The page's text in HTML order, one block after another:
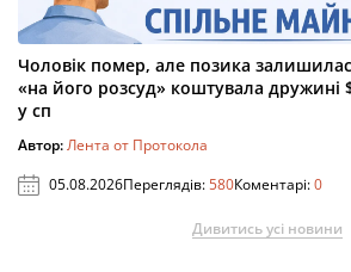
Чоловік помер, але позика
«на його розсуд» коштувала дружині
у сп
Автор:Лента от Протокола
05.08.2026Переглядів:580Коментарі:0
Дивитись усі новини